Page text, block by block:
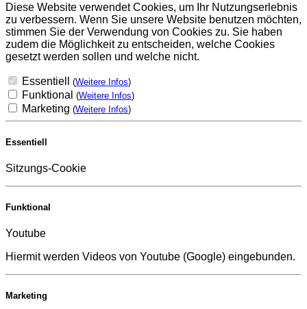
Diese Website verwendet Cookies, um Ihr Nutzungserlebnis
zu verbessern. Wenn Sie unsere Website benutzen möchten,
stimmen Sie der Verwendung von Cookies zu. Sie haben
zudem die Möglichkeit zu entscheiden, welche Cookies
gesetzt werden sollen und welche nicht.
Essentiell (Weitere Infos)
Funktional (Weitere Infos)
Marketing (Weitere Infos)
Essentiell
Sitzungs-Cookie
Funktional
Youtube
Hiermit werden Videos von Youtube (Google) eingebunden.
Marketing